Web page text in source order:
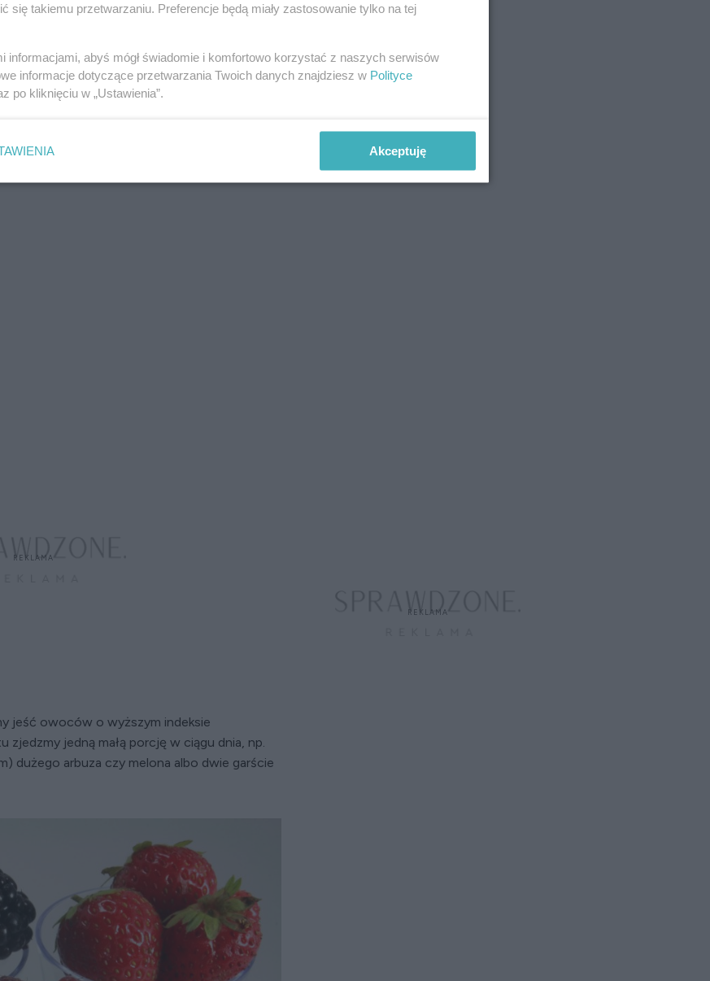
mniejsze nektarynki
jeżyn, jagód, aronii, porzeczek
jeść owoców o wyższym indeksie
zjedzmy jedną małą porcję w ciągu dnia, np.
dużego arbuza czy melona albo dwie garście
się takiemu przetwarzaniu. Preferencje będą miały zastosowanie tylko na tej
informacjami, abyś mógł świadomie i komfortowo korzystać z naszych serwisów
informacje dotyczące przetwarzania Twoich danych znajdziesz w Polityce
po kliknięciu w „Ustawienia”.
Akceptuję